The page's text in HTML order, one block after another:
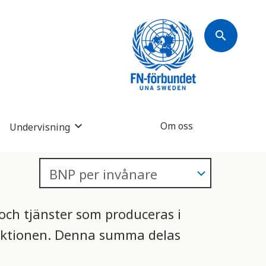
search
Undervisning Om oss
tjänster som produceras i
Denna summa delas